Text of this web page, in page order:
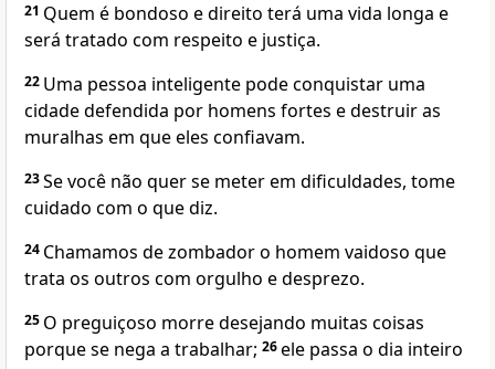
21 Quem é bondoso e direito terá uma vida longa e
será tratado com respeito e justiça.
22 Uma pessoa inteligente pode conquistar uma
cidade defendida por homens fortes e destruir as
muralhas em que eles confiavam.
23Se você não quer se meter em dificuldades, tome
cuidado com o que diz.
24 Chamamos de zombador o homem vaidoso que
trata os outros com orgulho e desprezo.
25 O preguiçoso morre desejando muitas coisas
porque se nega a trabalhar; 26ele passa o dia inteiro